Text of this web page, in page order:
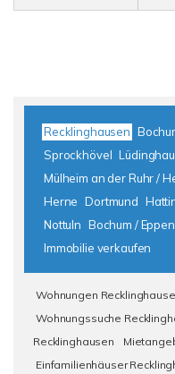
Recklinghausen
Sprockhövel
Mülheim an der Ruhr /
Herne Dortmund
Nottuln Bochum /
Immobilie verkaufen
Wohnungen
Wohnungssuche
Recklinghausen
Einfamilienhäuser